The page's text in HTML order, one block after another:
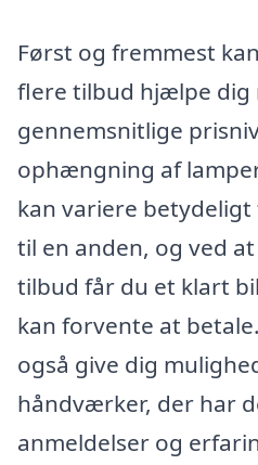
Først og fremmest
flere tilbud hjælpe dig
gennemsnitlige
ophængning af
kan variere
til en anden, og ved
tilbud får du et klart
kan forvente at
også give dig
håndværker, der har
anmeldelser og